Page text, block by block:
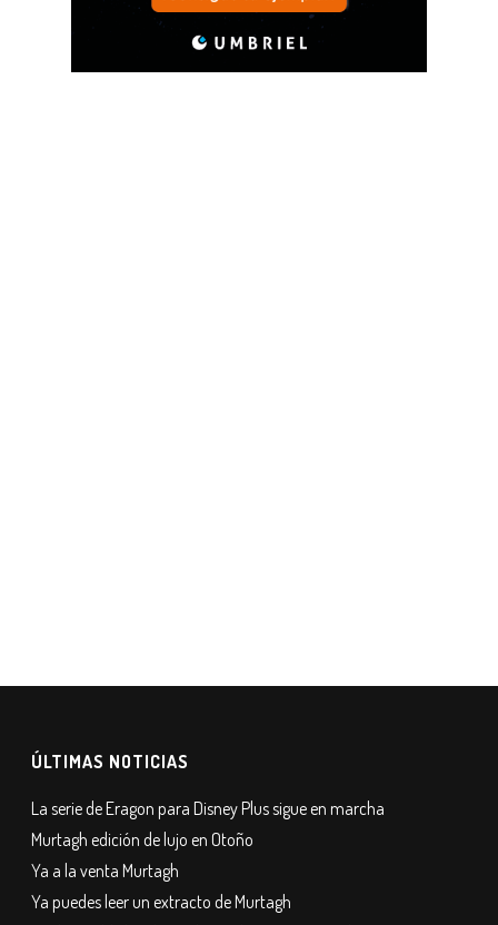
ÚLTIMAS NOTICIAS
La serie de Eragon para Disney Plus sigue en marcha
Murtagh edición de lujo en Otoño
Ya a la venta Murtagh
Ya puedes leer un extracto de Murtagh